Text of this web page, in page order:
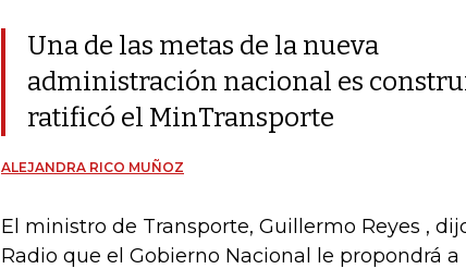
Una de las metas de la nueva
administración nacional es
ratificó el MinTransporte
ALEJANDRA RICO MUÑOZ
El ministro de Transporte, Guillermo Reyes ,
Radio que el Gobierno Nacional le propondrá